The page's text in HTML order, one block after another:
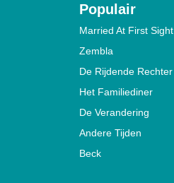
Populair
Married At First Sight
Zembla
De Rijdende Rechter
Het Familiediner
De Verandering
Andere Tijden
Beck